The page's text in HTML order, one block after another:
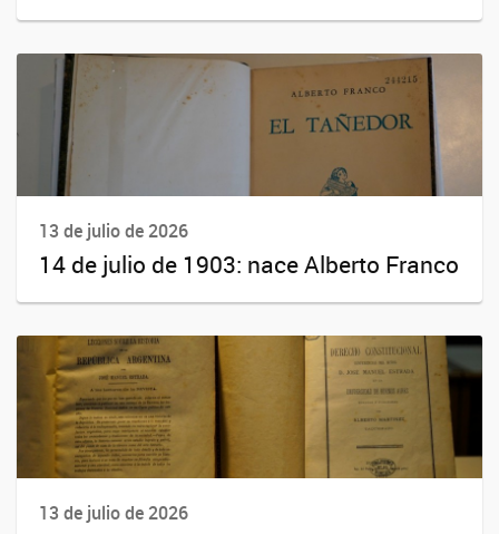
13 de julio de 2026
14 de julio de 1903: nace Alberto Franco
13 de julio de 2026